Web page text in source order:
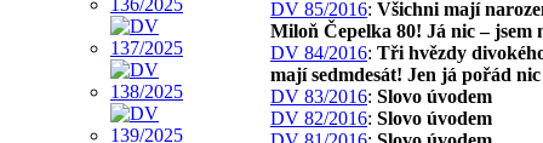
DV 85/2016: Všichni mají
Miloň Čepelka 80! Já nic – jsem
DV 84/2016: Tři hvězdy
mají sedmdesát! Jen já pořád nic
DV 83/2016: Slovo úvodem
DV 82/2016: Slovo úvodem